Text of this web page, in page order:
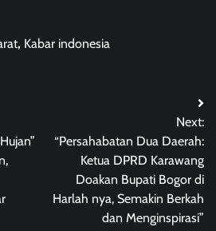
, Kabar indonesia
Next:
“Persahabatan Dua Daerah:
Ketua DPRD Karawang
Doakan Bupati Bogor di
Harlah nya, Semakin Berkah
dan Menginspirasi”